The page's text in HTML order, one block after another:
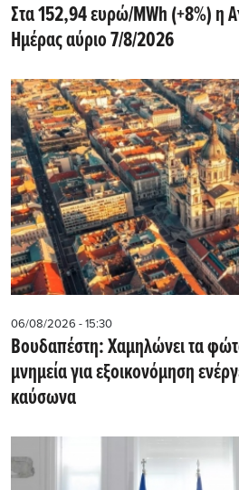
Στα 152,94 ευρώ/MWh (+8%) η
Ημέρας αύριο 7/8/2026
06/08/2026 - 15:30
Βουδαπέστη: Χαμηλώνει τα
μνημεία για εξοικονόμηση
καύσωνα